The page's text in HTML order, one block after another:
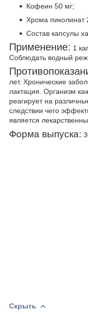
Кофеин 50 мг;
Хрома пиколинат
Состав капсулы
Применение: 1
Соблюдать водный
лет. Хронические
лактация. Организм
реагирует на
следствии чего
является
Форма выпуска:
Скрыть